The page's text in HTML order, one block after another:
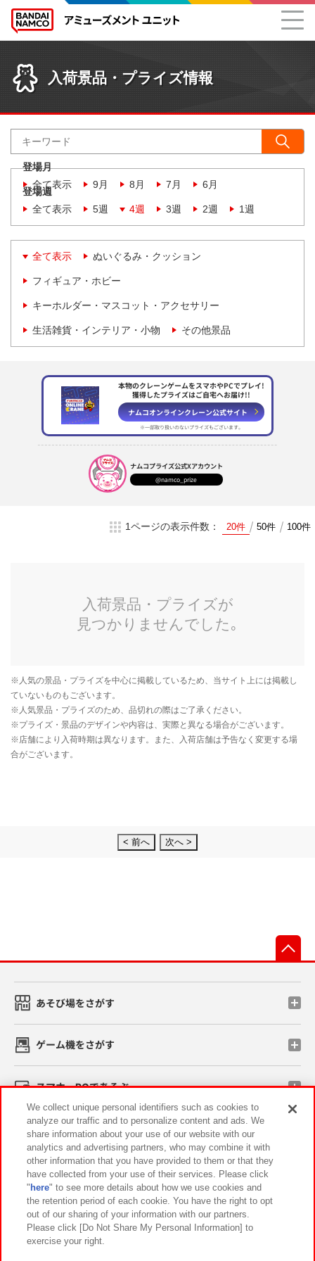
入荷景品・プライズ情報
登場月
全て表示
9月 8月 7月 6月
登場週
全て表示
5週 4週 3週 2週 1週
全て表示 ぬいぐるみ・クッション
フィギュア・ホビー
キーホルダー・マスコット・アクセサリー
生活雑貨・インテリア・小物 その他景品
本物のクレーンゲームをスマホやPCでプレイ!
獲得したプライズはご自宅へお届け!!
ナムコオンラインクレーン公式サイト
※一部取り扱いのないプライズもございます。
ナムコプライズ公式Xアカウント
@namco_prize
1ページの表示件数： 20件 50件 100件
< 前へ 次へ >
あそび場をさがす
ゲーム機をさがす
スマホ・PCであそぶ
イベント・キャンペーン
関連会社 サステナビリティ サイトポリシー
プライバシーポリシー ウェブアクセシビリティ方針と検証結果
お取引先さまとともに
We collect unique personal identifiers such as cookies to
analyze our traffic and to personalize content and ads. We
share information about your use of our website with our
analytics and advertising partners, who may combine it with
other information that you have provided to them or that they
have collected from your use of their services. Please click
" here" to see more details about how we use cookies and
the retention period of each cookie. You have the right to opt
out of our sharing of your information with our partners.
Please click [Do Not Share My Personal Information] to
exercise your right.